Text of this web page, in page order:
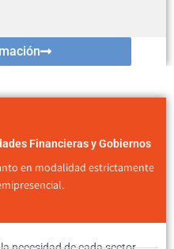
Financieras y Gobiernos
en modalidad estrictamente